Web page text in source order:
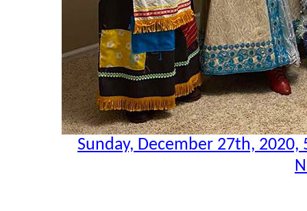
Sunday, December 27th,